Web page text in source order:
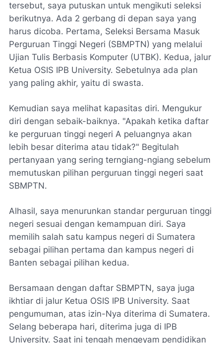
tersebut, saya putuskan untuk mengikuti seleksi
berikutnya. Ada 2 gerbang di depan saya yang
harus dicoba. Pertama, Seleksi Bersama Masuk
Perguruan Tinggi Negeri (SBMPTN) yang melalui
Ujian Tulis Berbasis Komputer (UTBK). Kedua, jalur
Ketua OSIS IPB University. Sebetulnya ada plan
yang paling akhir, yaitu di swasta.
Kemudian saya melihat kapasitas diri. Mengukur
diri dengan sebaik-baiknya. "Apakah ketika daftar
ke perguruan tinggi negeri A peluangnya akan
lebih besar diterima atau tidak?" Begitulah
pertanyaan yang sering terngiang-ngiang sebelum
memutuskan pilihan perguruan tinggi negeri saat
SBMPTN.
Alhasil, saya menurunkan standar perguruan tinggi
negeri sesuai dengan kemampuan diri. Saya
memilih salah satu kampus negeri di Sumatera
sebagai pilihan pertama dan kampus negeri di
Banten sebagai pilihan kedua.
Bersamaan dengan daftar SBMPTN, saya juga
ikhtiar di jalur Ketua OSIS IPB University. Saat
pengumuman, atas izin-Nya diterima di Sumatera.
Selang beberapa hari, diterima juga di IPB
University. Saat ini tengah mengeyam pendidikan